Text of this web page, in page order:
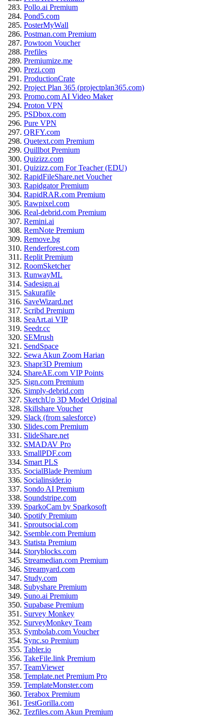
Pollo.ai Premium
Pond5.com
PosterMyWall
Postman.com Premium
Powtoon Voucher
Prefiles
Premiumize.me
Prezi.com
ProductionCrate
Project Plan 365 (projectplan365.com)
Promo.com AI Video Maker
Proton VPN
PSDbox.com
Pure VPN
QRFY.com
Quetext.com Premium
Quillbot Premium
Quizizz.com
Quizizz.com For Teacher (EDU)
RapidFileShare.net Voucher
Rapidgator Premium
RapidRAR.com Premium
Rawpixel.com
Real-debrid.com Premium
Remini.ai
RemNote Premium
Remove.bg
Renderforest.com
Replit Premium
RoomSketcher
RunwayML
Sadesign.ai
Sakurafile
SaveWizard.net
Scribd Premium
SeaArt.ai VIP
Seedr.cc
SEMrush
SendSpace
Sewa Akun Zoom Harian
Shapr3D Premium
ShareAE.com VIP Points
Sign.com Premium
Simply-debrid.com
SketchUp 3D Model Original
Skillshare Voucher
Slack (from salesforce)
Slides.com Premium
SlideShare.net
SMADAV Pro
SmallPDF.com
Smart PLS
SocialBlade Premium
Socialinsider.io
Sondo AI Premium
Soundstripe.com
SparkoCam by Sparkosoft
Spotify Premium
Sproutsocial.com
Ssemble.com Premium
Statista Premium
Storyblocks.com
Streamedian.com Premium
Streamyard.com
Study.com
Subyshare Premium
Suno.ai Premium
Supabase Premium
Survey Monkey
SurveyMonkey Team
Symbolab.com Voucher
Sync.so Premium
Tabler.io
TakeFile.link Premium
TeamViewer
Template.net Premium Pro
TemplateMonster.com
Terabox Premium
TestGorilla.com
Tezfiles.com Akun Premium